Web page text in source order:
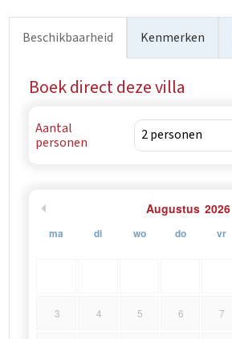
Beschikbaarheid Kenmerken
Boek direct deze villa
Aantal
personen
Augustus 2026
ma di wo do vr
3 4 5 6 7